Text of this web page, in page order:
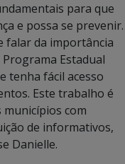
para que
e possa se prevenir.
falar da importância
Estadual
tenha fácil acesso
Este trabalho é
com
de informativos,
Danielle.